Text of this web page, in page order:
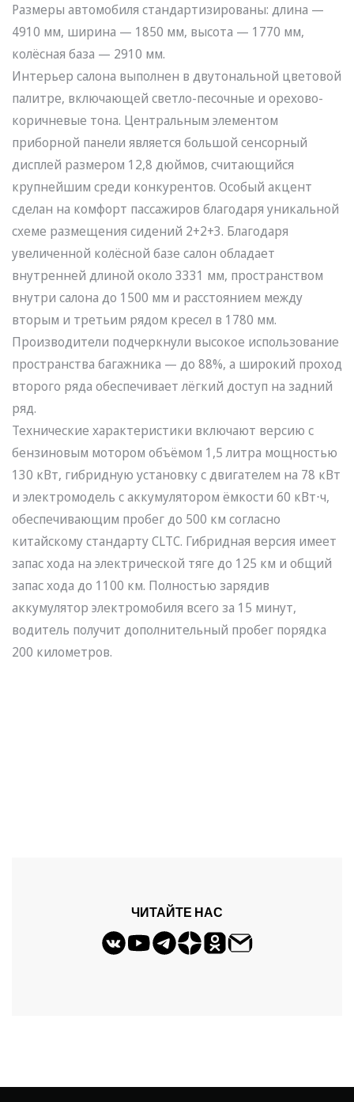
Размеры автомобиля стандартизированы: длина —
4910 мм, ширина — 1850 мм, высота — 1770 мм,
колёсная база — 2910 мм.
Интерьер салона выполнен в двутональной цветовой
палитре, включающей светло-песочные и орехово-
коричневые тона. Центральным элементом
приборной панели является большой сенсорный
дисплей размером 12,8 дюймов, считающийся
крупнейшим среди конкурентов. Особый акцент
сделан на комфорт пассажиров благодаря уникальной
схеме размещения сидений 2+2+3. Благодаря
увеличенной колёсной базе салон обладает
внутренней длиной около 3331 мм, пространством
внутри салона до 1500 мм и расстоянием между
вторым и третьим рядом кресел в 1780 мм.
Производители подчеркнули высокое использование
пространства багажника — до 88%, а широкий проход
второго ряда обеспечивает лёгкий доступ на задний
ряд.
Технические характеристики включают версию с
бензиновым мотором объёмом 1,5 литра мощностью
130 кВт, гибридную установку с двигателем на 78 кВт
и электромодель с аккумулятором ёмкости 60 кВт⋅ч,
обеспечивающим пробег до 500 км согласно
китайскому стандарту CLTC. Гибридная версия имеет
запас хода на электрической тяге до 125 км и общий
запас хода до 1100 км. Полностью зарядив
аккумулятор электромобиля всего за 15 минут,
водитель получит дополнительный пробег порядка
200 километров.
ЧИТАЙТЕ НАС